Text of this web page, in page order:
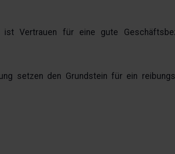
ist Vertrauen für eine gute
setzen den Grundstein für ein